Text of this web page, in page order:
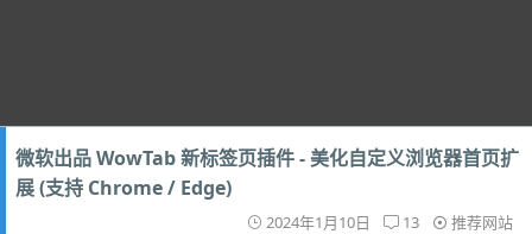
微软出品 WowTab 新标签页插件 - 美化自定义浏览器首页扩
展 (支持 Chrome / Edge)
2024年1月10日 13 推荐网站